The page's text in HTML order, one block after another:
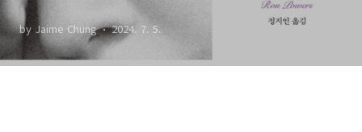
by Jaime Chung 2024. 7. 5.